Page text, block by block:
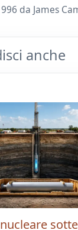
da James
anche